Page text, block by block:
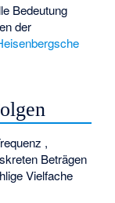
Bedeutung
der
,
Beträgen
Vielfache